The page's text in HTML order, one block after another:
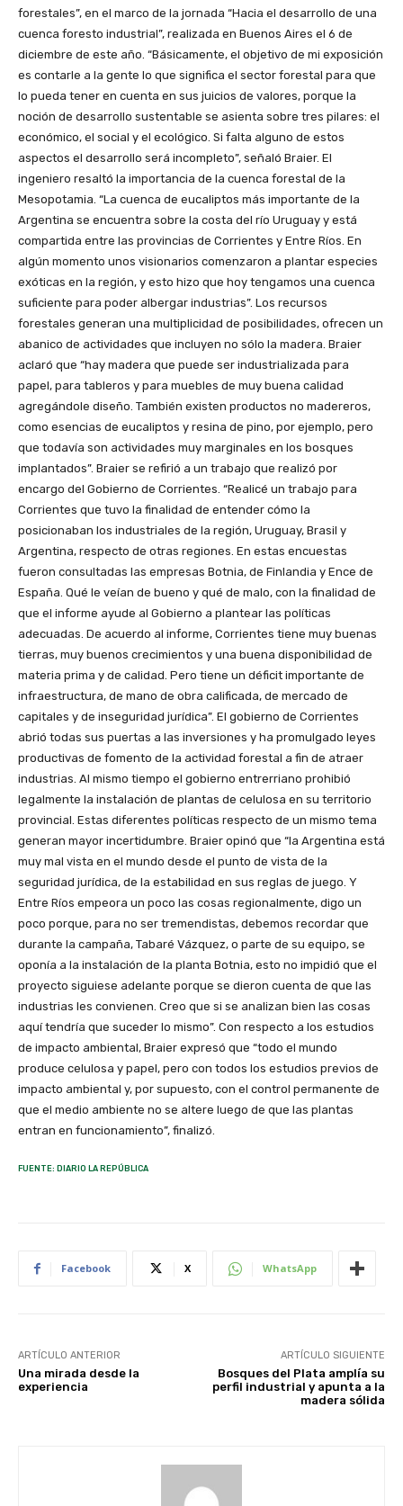
forestales”, en el marco de la jornada “Hacia el desarrollo de una
cuenca foresto industrial”, realizada en Buenos Aires el 6 de
diciembre de este año. “Básicamente, el objetivo de mi exposición
es contarle a la gente lo que significa el sector forestal para que
lo pueda tener en cuenta en sus juicios de valores, porque la
noción de desarrollo sustentable se asienta sobre tres pilares: el
económico, el social y el ecológico. Si falta alguno de estos
aspectos el desarrollo será incompleto”, señaló Braier. El
ingeniero resaltó la importancia de la cuenca forestal de la
Mesopotamia. “La cuenca de eucaliptos más importante de la
Argentina se encuentra sobre la costa del río Uruguay y está
compartida entre las provincias de Corrientes y Entre Ríos. En
algún momento unos visionarios comenzaron a plantar especies
exóticas en la región, y esto hizo que hoy tengamos una cuenca
suficiente para poder albergar industrias”. Los recursos
forestales generan una multiplicidad de posibilidades, ofrecen un
abanico de actividades que incluyen no sólo la madera. Braier
aclaró que “hay madera que puede ser industrializada para
papel, para tableros y para muebles de muy buena calidad
agregándole diseño. También existen productos no madereros,
como esencias de eucaliptos y resina de pino, por ejemplo, pero
que todavía son actividades muy marginales en los bosques
implantados”. Braier se refirió a un trabajo que realizó por
encargo del Gobierno de Corrientes. “Realicé un trabajo para
Corrientes que tuvo la finalidad de entender cómo la
posicionaban los industriales de la región, Uruguay, Brasil y
Argentina, respecto de otras regiones. En estas encuestas
fueron consultadas las empresas Botnia, de Finlandia y Ence de
España. Qué le veían de bueno y qué de malo, con la finalidad de
que el informe ayude al Gobierno a plantear las políticas
adecuadas. De acuerdo al informe, Corrientes tiene muy buenas
tierras, muy buenos crecimientos y una buena disponibilidad de
materia prima y de calidad. Pero tiene un déficit importante de
infraestructura, de mano de obra calificada, de mercado de
capitales y de inseguridad jurídica”. El gobierno de Corrientes
abrió todas sus puertas a las inversiones y ha promulgado leyes
productivas de fomento de la actividad forestal a fin de atraer
industrias. Al mismo tiempo el gobierno entrerriano prohibió
legalmente la instalación de plantas de celulosa en su territorio
provincial. Estas diferentes políticas respecto de un mismo tema
generan mayor incertidumbre. Braier opinó que “la Argentina está
muy mal vista en el mundo desde el punto de vista de la
seguridad jurídica, de la estabilidad en sus reglas de juego. Y
Entre Ríos empeora un poco las cosas regionalmente, digo un
poco porque, para no ser tremendistas, debemos recordar que
durante la campaña, Tabaré Vázquez, o parte de su equipo, se
oponía a la instalación de la planta Botnia, esto no impidió que el
proyecto siguiese adelante porque se dieron cuenta de que las
industrias les convienen. Creo que si se analizan bien las cosas
aquí tendría que suceder lo mismo”. Con respecto a los estudios
de impacto ambiental, Braier expresó que “todo el mundo
produce celulosa y papel, pero con todos los estudios previos de
impacto ambiental y, por supuesto, con el control permanente de
que el medio ambiente no se altere luego de que las plantas
entran en funcionamiento”, finalizó.
FUENTE: DIARIO LA REPÚBLICA
Facebook X WhatsApp
ARTÍCULO ANTERIOR
Una mirada desde la
experiencia
ARTÍCULO SIGUIENTE
Bosques del Plata amplía su
perfil industrial y apunta a la
madera sólida